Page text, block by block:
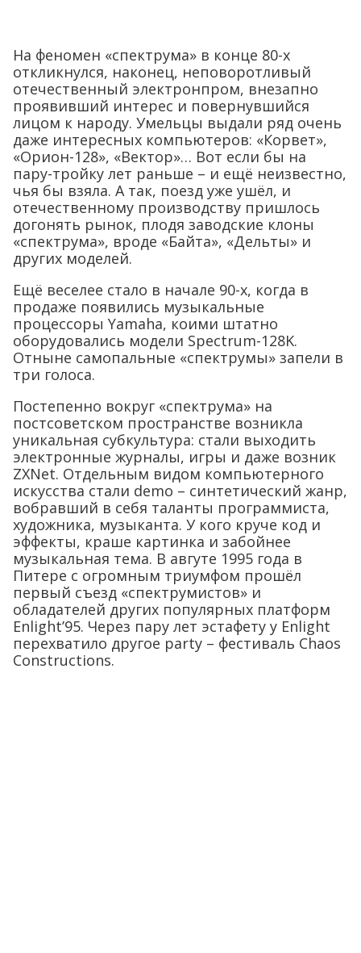
На феномен «спектрума» в конце 80-х
откликнулся, наконец, неповоротливый
отечественный электронпром, внезапно
проявивший интерес и повернувшийся
лицом к народу. Умельцы выдали ряд очень
даже интересных компьютеров: «Корвет»,
«Орион-128», «Вектор»… Вот если бы на
пару-тройку лет раньше – и ещё неизвестно,
чья бы взяла. А так, поезд уже ушёл, и
отечественному производству пришлось
догонять рынок, плодя заводские клоны
«спектрума», вроде «Байта», «Дельты» и
других моделей.
Ещё веселее стало в начале 90-х, когда в
продаже появились музыкальные
процессоры Yamaha, коими штатно
оборудовались модели Spectrum-128K.
Отныне самопальные «спектрумы» запели в
три голоса.
Постепенно вокруг «спектрума» на
постсоветском пространстве возникла
уникальная субкультура: стали выходить
электронные журналы, игры и даже возник
ZXNet. Отдельным видом компьютерного
искусства стали demo – синтетический жанр,
вобравший в себя таланты программиста,
художника, музыканта. У кого круче код и
эффекты, краше картинка и забойнее
музыкальная тема. В авгуте 1995 года в
Питере с огромным триумфом прошёл
первый съезд «спектрумистов» и
обладателей других популярных платформ
Enlight’95. Через пару лет эстафету у Enlight
перехватило другое party – фестиваль Chaos
Constructions.